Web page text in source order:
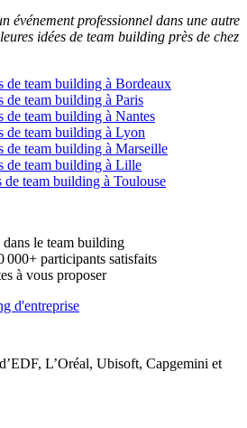
événement professionnel dans une autre
idées de team building près de chez
de team building à Bordeaux
de team building à Paris
de team building à Nantes
de team building à Lyon
de team building à Marseille
de team building à Lille
de team building à Toulouse
dans le team building
000+ participants satisfaits
à vous proposer
d'entreprise
L’Oréal, Ubisoft, Capgemini et